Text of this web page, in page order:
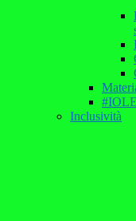
Inclusività